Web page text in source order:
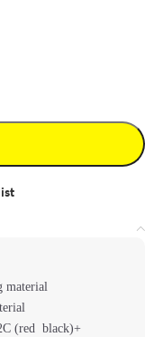
material
(red black)+